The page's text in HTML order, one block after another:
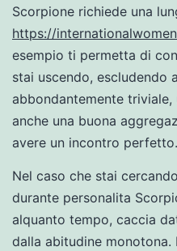
Scorpione richiede una
https://
esempio ti permetta di
stai uscendo, escludendo
abbondantemente
anche una buona
avere un incontro perfetto.
Nel caso che stai
durante personalita
alquanto tempo, caccia
dalla abitudine monotona.